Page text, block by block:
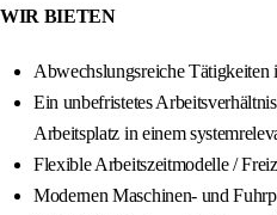
WIR BIETEN
Abwechslungsreiche Tätigkeiten
Ein unbefristetes
Arbeitsplatz in einem
Flexible Arbeitszeitmodelle /
Modernen Maschinen- und